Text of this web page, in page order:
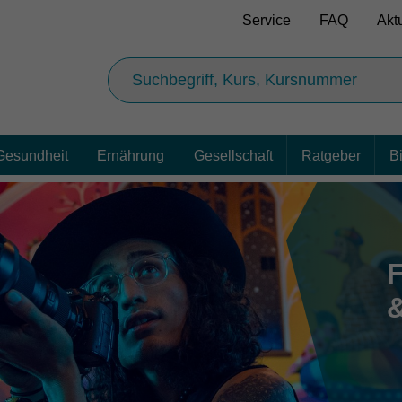
Service FAQ
Ernährung Gesellschaft Ratgeber